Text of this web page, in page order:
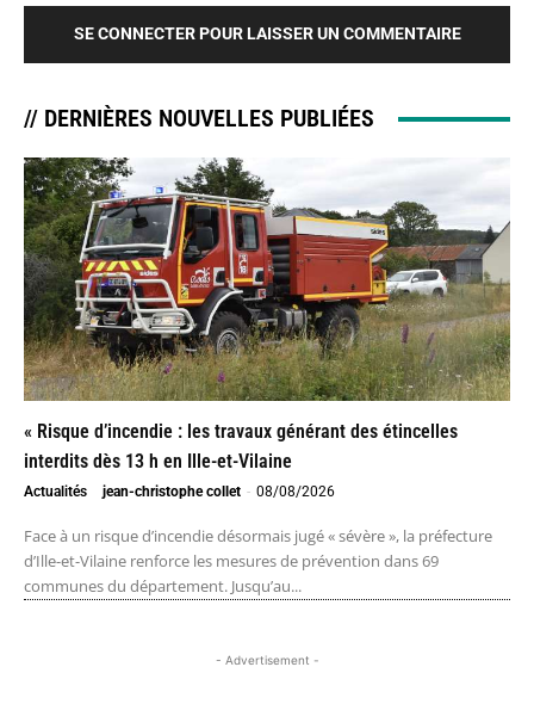
SE CONNECTER POUR LAISSER UN COMMENTAIRE
// DERNIÈRES NOUVELLES PUBLIÉES
« Risque d’incendie : les travaux générant des étincelles
interdits dès 13 h en Ille-et-Vilaine
Actualités jean-christophe collet - 08/08/2026
Face à un risque d’incendie désormais jugé « sévère », la préfecture
d’Ille-et-Vilaine renforce les mesures de prévention dans 69
communes du département. Jusqu’au...
- Advertisement -